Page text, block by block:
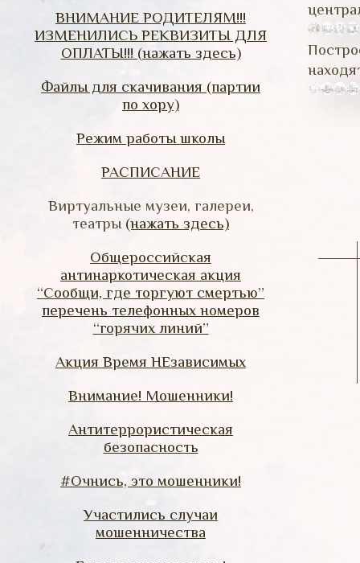
ВНИМАНИЕ РОДИТЕЛЯМ!!!
ИЗМЕНИЛИСЬ РЕКВИЗИТЫ ДЛЯ
ОПЛАТЫ!!! (нажать здесь)
Файлы для скачивания (партии
по хору)
Режим работы школы
РАСПИСАНИЕ
Виртуальные музеи, галереи,
театры (нажать здесь)
Общероссийская
антинаркотическая акция
“Сообщи, где торгуют смертью”
перечень телефонных номеров
“горячих линий”
Акция Время НЕзависимых
Внимание! Мошенники!
Антитеррористическая
безопасность
#Очнись, это мошенники!
Участились случаи
мошенничества